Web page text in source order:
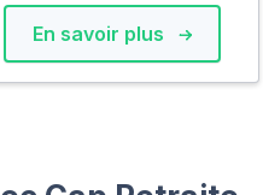
En savoir plus